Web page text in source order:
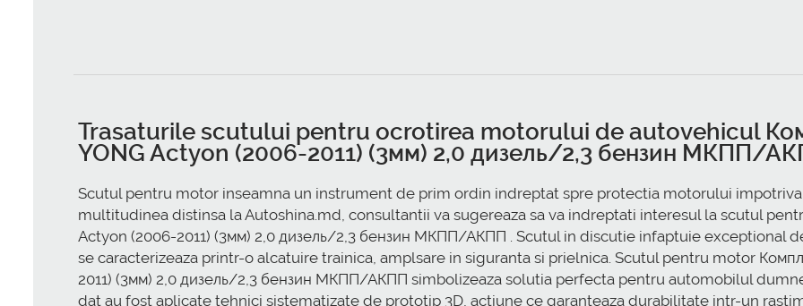
Trasaturile scutului pentru ocrotirea motorului de autovehicul
YONG Actyon (2006-2011) (3мм) 2,0 дизель/2,3 бензин МКПП/
Scutul pentru motor inseamna un instrument de prim ordin indreptat spre protectia motorului
multitudinea distinsa la Autoshina.md, consultantii va sugereaza sa va indreptati interesul la scutul
Actyon (2006-2011) (3мм) 2,0 дизель/2,3 бензин МКПП/АКПП . Scutul in discutie infaptuie exceptional
se caracterizeaza printr-o alcatuire trainica, amplsare in siguranta si prielnica. Scutul pentru motor
2011) (3мм) 2,0 дизель/2,3 бензин МКПП/АКПП simbolizeaza solutia perfecta pentru automobilul
dat au fost aplicate tehnici sistematizate de prototip 3D, actiune ce garanteaza durabilitate intr-un